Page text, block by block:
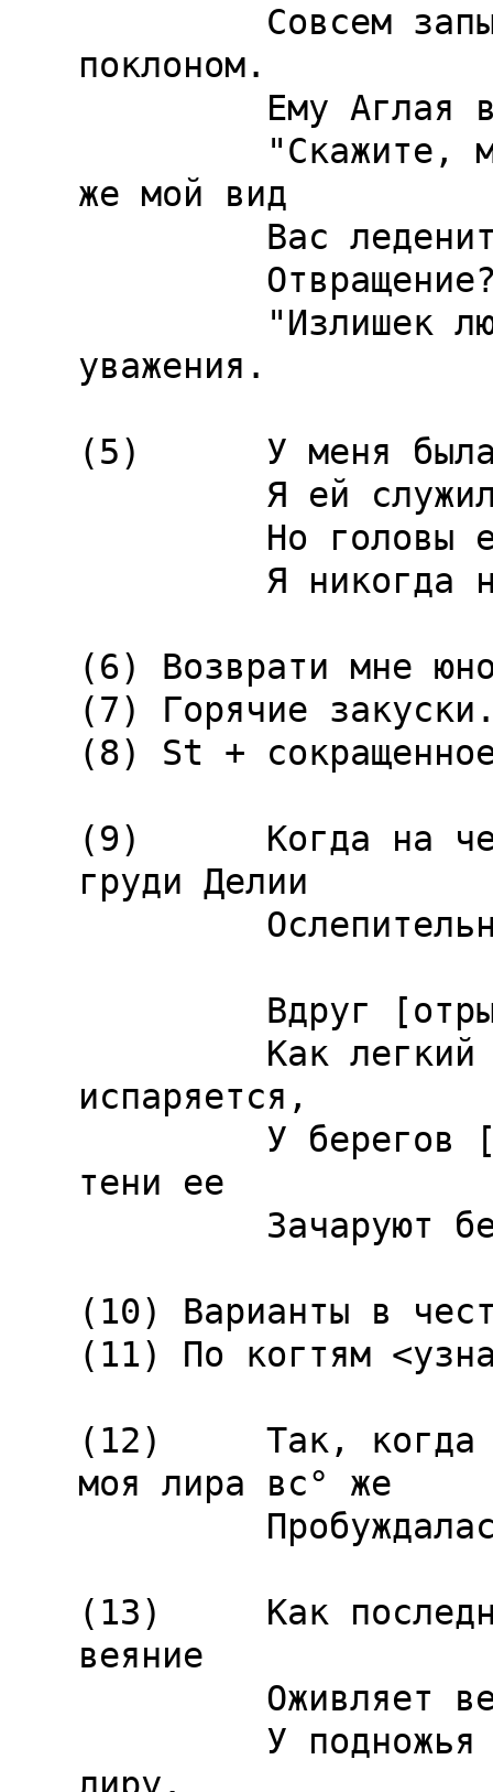
поклоном.
же мой вид
уважения.
(5)      У меня была
Я ей
(6) Возврати мне
(7) Горячие
(8) St +
(9)      Когда на
груди Делии
испаряется,
тени ее
(10) Варианты в
(11) По когтям
(12)     Так, когда
моя лира вс° же
(13)     Как
веяние